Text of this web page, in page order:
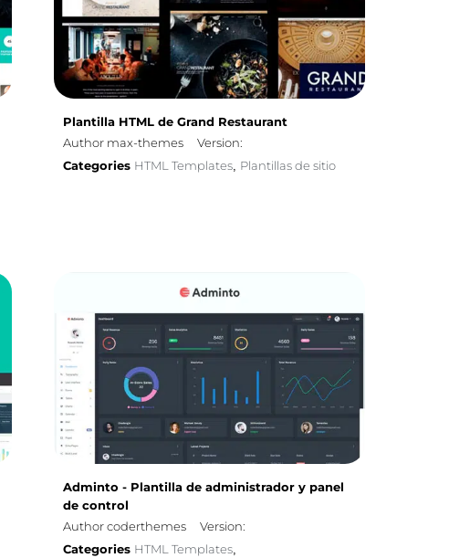
Plantilla HTML de Grand Restaurant
Author max-themes
Version:
Categories HTML Templates, Plantillas de sitio
Adminto - Plantilla de administrador y panel
de control
Author coderthemes
Version:
Categories HTML Templates,